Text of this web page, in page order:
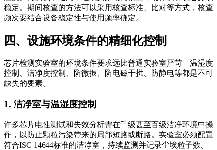
稳定。期间核查的方法可以采用核查标准、比对等方式，核查
频次要结合设备稳定性与使用频率确定。
四、设施环境条件的精细化控制
芯片检测实验室的环境条件要求远比普通实验室严苛，温湿度
控制、洁净度控制、防微振、防电磁干扰、防静电等都是不可
缺失的要素。
1. 洁净室与温湿度控制
许多芯片电性测试和失效分析需在千级甚至百级洁净环境中操
作，以防止颗粒污染带来的局部短路或断路。实验室必须配置
符合ISO 14644标准的洁净室，持续监测并记录尘埃粒子数、